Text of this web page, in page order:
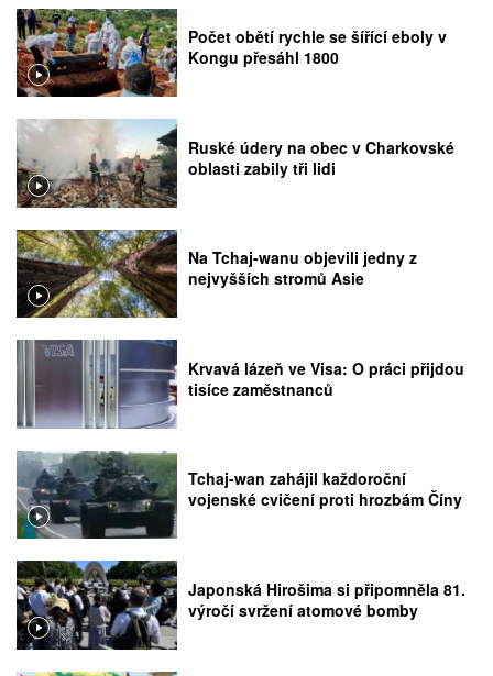
Počet obětí rychle se šířící eboly v
Kongu přesáhl 1800
Ruské údery na obec v Charkovské
oblasti zabily tři lidi
Na Tchaj-wanu objevili jedny z
nejvyšších stromů Asie
Krvavá lázeň ve Visa: O práci přijdou
tisíce zaměstnanců
Tchaj-wan zahájil každoroční
vojenské cvičení proti hrozbám Číny
Japonská Hirošima si připomněla 81.
výročí svržení atomové bomby